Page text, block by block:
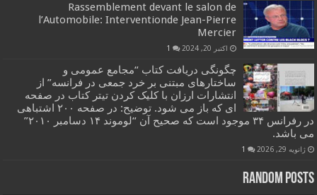
Rassemblement devant le salon de
l’Automobile: Interventionde Jean-Pierre
Mercier
اکتبر 20, 2024 1
چگونگی دریافت کتاب “مجامع عمومی و
ساختارهای مبتنی بر خرد جمعی در فرانسه” از
انتشارات ارزان با کلیک کردن تیتر کتاب در صفحه
ای که باز می شود. توضیح: در صفحه ۲۰۰ اشتباهی
در رفرانس ۳۴ موجود است که صحیح آن “لوموند ۱۴ دسامبر ۲۰۱۰”
می باشد.
ژانویه 29, 2026 1
Random Posts